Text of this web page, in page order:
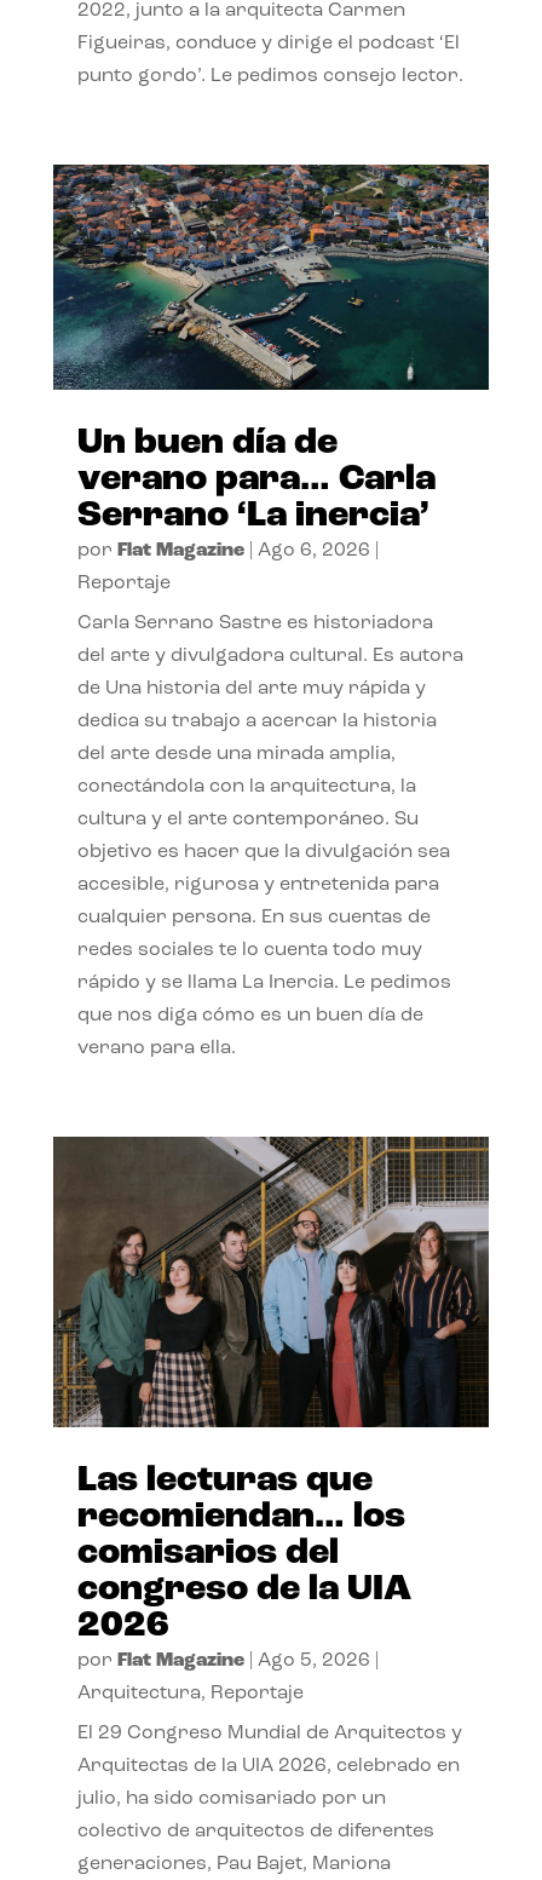
2022, junto a la arquitecta Carmen
Figueiras, conduce y dirige el podcast ‘El
punto gordo’. Le pedimos consejo lector.
Un buen día de
verano para… Carla
Serrano ‘La inercia’
por Flat Magazine| Ago 6, 2026
Reportaje
Carla Serrano Sastre es historiadora
del arte y divulgadora cultural. Es autora
de Una historia del arte muy rápida y
dedica su trabajo a acercar la historia
del arte desde una mirada amplia,
conectándola con la arquitectura, la
cultura y el arte contemporáneo. Su
objetivo es hacer que la divulgación sea
accesible, rigurosa y entretenida para
cualquier persona. En sus cuentas de
redes sociales te lo cuenta todo muy
rápido y se llama La Inercia. Le pedimos
que nos diga cómo es un buen día de
verano para ella.
Las lecturas que
recomiendan… los
comisarios del
congreso de la UIA
2026
por Flat Magazine| Ago 5, 2026
Arquitectura, Reportaje
El 29 Congreso Mundial de Arquitectos y
Arquitectas de la UIA 2026, celebrado en
julio, ha sido comisariado por un
colectivo de arquitectos de diferentes
generaciones, Pau Bajet, Mariona